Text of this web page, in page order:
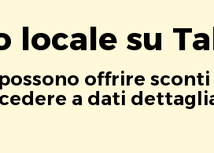
locale su
offrire sconti
a dati